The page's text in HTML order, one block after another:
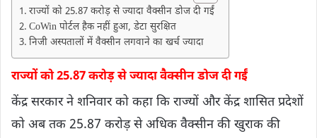
राज्यों को 25.87 करोड़ से ज्यादा वैक्सीन डोज दी गईं
CoWin पोर्टल हैक नहीं हुआ, डेटा सुरक्षित
निजी अस्पतालों में वैक्सीन लगवाने का खर्च ज्यादा
राज्यों को 25.87 करोड़ से ज्यादा वैक्सीन डोज दी गईं
केंद्र सरकार ने शनिवार को कहा कि राज्यों और केंद्र शासित प्रदेशों
को अब तक 25.87 करोड़ से अधिक वैक्सीन की खुराक की